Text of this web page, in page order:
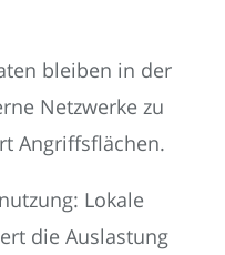
bleiben in der
Netzwerke zu
Angriffsflächen.
Lokale
die Auslastung